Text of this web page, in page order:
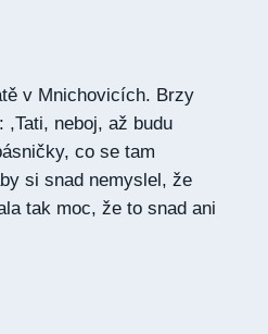
v Mnichovicích. Brzy
neboj, až budu
co se tam
si snad nemyslel, že
tak moc, že to snad ani